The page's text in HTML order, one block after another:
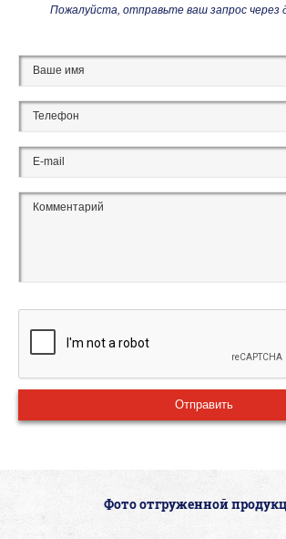
Пожалуйста, отправьте ваш запрос через
Фото отгруженной